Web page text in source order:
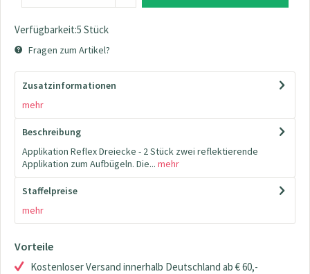
Verfügbarkeit:5 Stück
Fragen zum Artikel?
Zusatzinformationen
mehr
Beschreibung
Applikation Reflex Dreiecke - 2 Stück zwei reflektierende
Applikation zum Aufbügeln. Die... mehr
Staffelpreise
mehr
Vorteile
Kostenloser Versand innerhalb Deutschland ab € 60,-